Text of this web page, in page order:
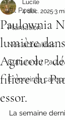
All Posts
Plantation
Nos actualités
Culture du
Empreinte
Paulownia
lumière
Agricole :
filière du
essor.
Lucile
4 déc. 2025 3
La semaine